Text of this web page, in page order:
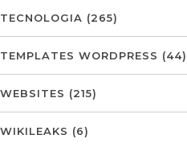
TECNOLOGIA (265)
TEMPLATES WORDPRESS (44)
WEBSITES (215)
WIKILEAKS (6)